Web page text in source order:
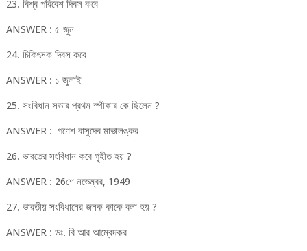
23. বিশ্ব পরিবেশ দিবস কবে
ANSWER : ৫ জুন
24. চিকিৎসক দিবস কবে
ANSWER : ১ জুলাই
25. সংবিধান সভার প্রথম স্পীকার কে ছিলেন ?
ANSWER : গণেশ বাসুদেব মাভালঙ্কর
26. ভারতের সংবিধান কবে গৃহীত হয় ?
ANSWER : 26শে নভেম্বর, 1949
27. ভারতীয় সংবিধানের জনক কাকে বলা হয় ?
ANSWER : ডঃ. বি আর আম্বেদকর